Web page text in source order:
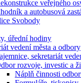
veřejného
a autobusová
Svobody
úřední hodiny
vedení města a odbory
sekretariát
rozvoje, investic a
Náplň činnosti